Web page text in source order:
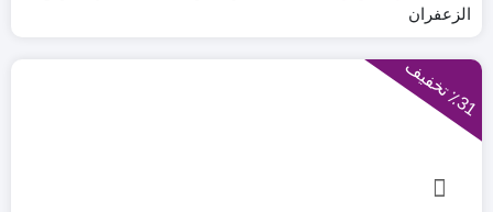
الزعفران
٪
3
1
ت
خ
ف
ی
ف